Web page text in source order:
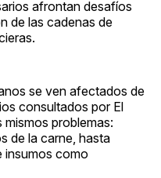
afrontan desafíos
de las cadenas de
se ven afectados de
consultados por El
problemas:
de la carne, hasta
insumos como